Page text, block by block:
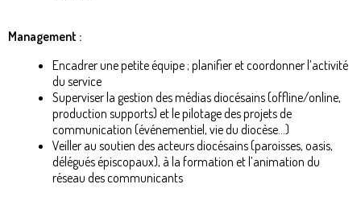
Management :
Encadrer une petite équipe ; planifier et coordonner l’activité
du service
Superviser la gestion des médias diocésains (offline/online,
production supports) et le pilotage des projets de
communication (événementiel, vie du diocèse…)
Veiller au soutien des acteurs diocésains (paroisses, oasis,
délégués épiscopaux), à la formation et l’animation du
réseau des communicants